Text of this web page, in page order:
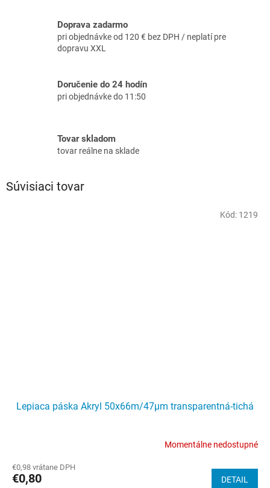
Doprava zadarmo
pri objednávke od 120 € bez DPH / neplatí pre
dopravu XXL
Doručenie do 24 hodín
pri objednávke do 11:50
Tovar skladom
tovar reálne na sklade
Súvisiaci tovar
Lepiaca páska Akryl 50x66m/47µm transparentná-tichá
Momentálne nedostupné
€0,98 vrátane DPH
€0,80 DETAIL
Kód: 1219